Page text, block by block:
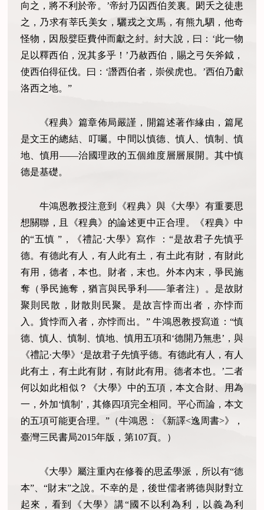
向之，將不利於帝。’帝紂乃囚西伯羑裏。閎夭之徒患
之，乃求有莘氏美女，驪戎之文馬，有熊九駟，他奇
怪物，因殷嬖臣費仲而獻之紂。紂大說，曰：‘此一物
足以釋西伯，況其多乎！’乃赦西伯，賜之弓矢斧鉞，
使西伯得征伐。曰：‘譖西伯者，崇侯虎也。’西伯乃獻
洛西之地。”
《程典》篇章佈局嚴謹，開篇述著作緣由，篇尾
是文王的總結、叮囑。中間以慎德、慎人、慎制、慎
地、慎用——治國理政的五個維度層層展開。其中慎
德是基礎。
牛鴻恩教授注意到《程典》與《大學》有重要思
想關聯，且《程典》的論述更中正合理。《程典》中
的“五慎 ”，《禮記·大學》寫作 ：“是故君子先慎乎
德。有德此有人，有人此有土，有土此有財，有財此
有用，德者，本也。財者，末也。外本內末，爭民施
奪（爭民施奪，猶言與民爭利——筆者注）。是故財
聚則民散，財散則民聚。是故言悖而出者，亦悖而
入。貨悖而入者，亦悖而出。” 牛鴻恩教授寫道：“慎
德、慎人、慎制、慎地、慎用五項和‘德開乃無患’，與
《禮記·大學》‘是故君子先慎乎德。有德此有人，有人
此有土，有土此有財，有財此有用。德者本也。’二者
何以如此相似？《大學》中的五項，本文合財、用為
一，外加‘慎制’，其條四項完全相同。平心而論，本文
的五項可能更合理。”（牛鴻恩：《新譯<逸周書>》，
臺灣三民書局2015年版，第107頁。）
《大學》屬注重內在修養的思孟學派，所以有“德
本”、“財末”之說。不幸的是，後世儒者將德與財對立
起來，看到《大學》講“國不以利為利，以義為利